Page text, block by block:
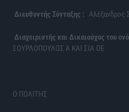
Διευθυντής Σύνταξης : Αλέξανδρος
Διαχειριστής και Δικαιούχος του
ΣΟΥΡΛΟΠΟΥΛΟΣ Α ΚΑΙ ΣΙΑ ΟΕ
Ο ΠΟΛΙΤΗΣ